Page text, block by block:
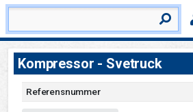
Kompressor - Svetruck
Referensnummer